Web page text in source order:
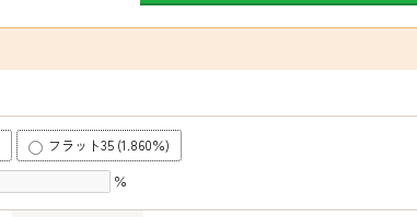
フラット35 (1.860％)
％